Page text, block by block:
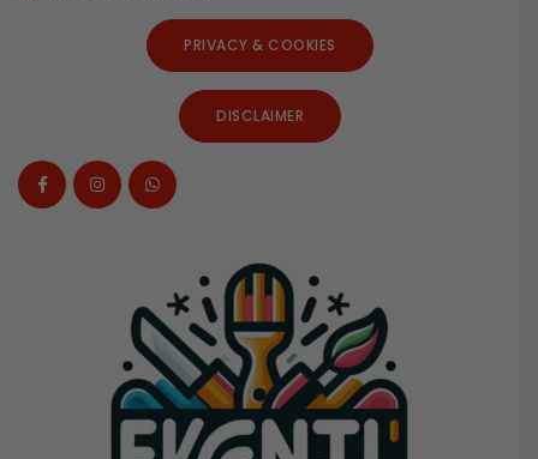
PRIVACY & COOKIES
DISCLAIMER